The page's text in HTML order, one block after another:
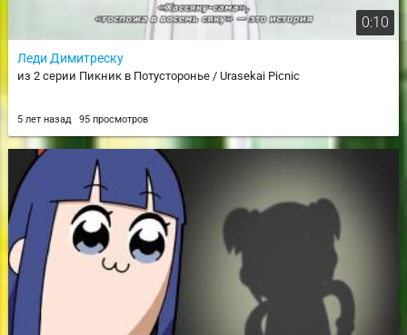
0:10
Леди Димитреску
из 2 серии Пикник в Потусторонье / Urasekai Picnic
5 лет назад 95 просмотров